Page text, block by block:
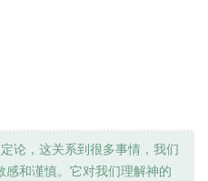
论，这关系到很多事情，我们
和谨慎。它对我们理解神的